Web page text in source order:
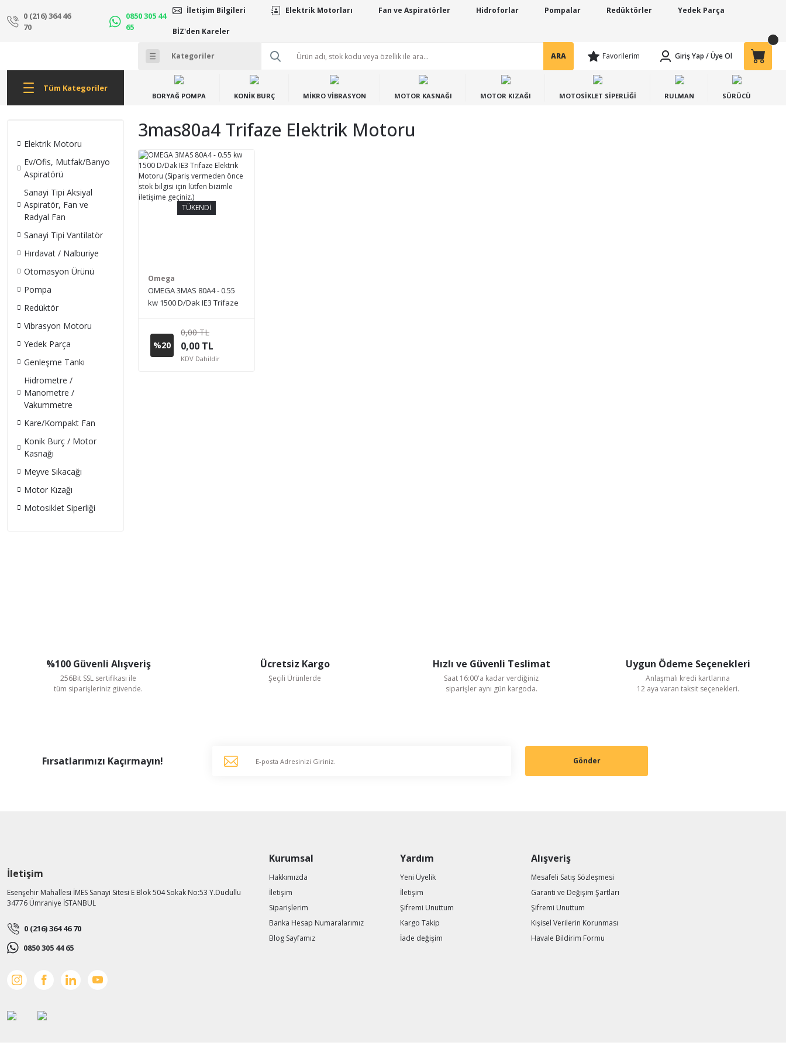
0 (216) 364 46
70
0850 305 44
65
İletişim Bilgileri Elektrik Motorları Fan ve Aspiratörler Hidroforlar Pompalar Redüktörler Yedek Parça
BİZ'den Kareler
ARA Favorilerim Giriş Yap /Üye Ol
Tüm Kategoriler
BORYAĞ POMPA KONİK BURÇ MİKRO VİBRASYON MOTOR KASNAĞI MOTOR KIZAĞI MOTOSİKLET SİPERLİĞİ RULMAN SÜRÜCÜ
Elektrik Motoru
Ev/Ofis, Mutfak/Banyo
Aspiratörü
Sanayi Tipi Aksiyal
Aspiratör, Fan ve
Radyal Fan
Sanayi Tipi Vantilatör
Hırdavat / Nalburiye
Otomasyon Ürünü
Pompa
Redüktör
Vibrasyon Motoru
Yedek Parça
Genleşme Tankı
Hidrometre /
Manometre /
Vakummetre
Kare/Kompakt Fan
Konik Burç / Motor
Kasnağı
Meyve Sıkacağı
Motor Kızağı
Motosiklet Siperliği
3mas80a4 Trifaze Elektrik Motoru
TÜKENDİ
Omega
OMEGA 3MAS 80A4 - 0.55
kw 1500 D/Dak IE3 Trifaze
vermeden önce stok bilgisi
için lütfen bizimle iletişime
geçiniz.)
%20
0,00 TL
0,00 TL
KDV Dahildir
%100 Güvenli Alışveriş
256Bit SSL sertifikası ile
tüm siparişleriniz güvende.
Ücretsiz Kargo
Şeçili Ürünlerde
Hızlı ve Güvenli Teslimat
Saat 16:00'a kadar verdiğiniz
siparişler aynı gün kargoda.
Uygun Ödeme Seçenekleri
Anlaşmalı kredi kartlarına
12 aya varan taksit seçenekleri.
Fırsatlarımızı Kaçırmayın! Gönder
İletişim
Esenşehir Mahallesi İMES Sanayi Sitesi E Blok 504 Sokak No:53 Y.Dudullu
34776 Ümraniye İSTANBUL
0 (216) 364 46 70
0850 305 44 65
Kurumsal
Hakkımızda
İletişim
Siparişlerim
Banka Hesap Numaralarımız
Blog Sayfamız
Yardım
Yeni Üyelik
İletişim
Şifremi Unuttum
Kargo Takip
İade değişim
Alışveriş
Mesafeli Satış Sözleşmesi
Garanti ve Değişim Şartları
Şifremi Unuttum
Kişisel Verilerin Korunması
Havale Bildirim Formu